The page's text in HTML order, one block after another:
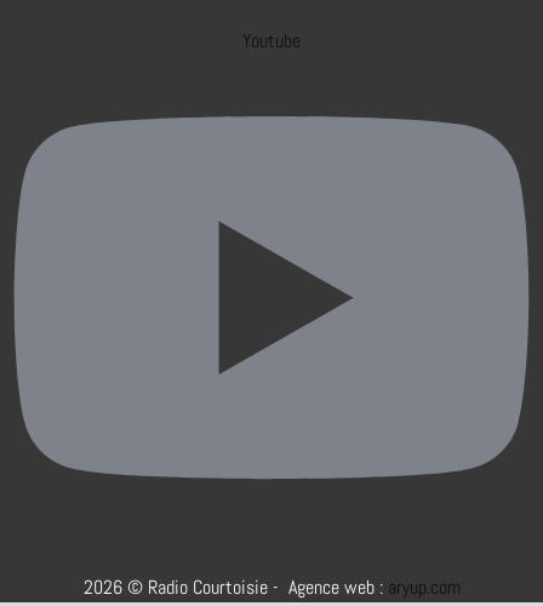
Youtube
2026 © Radio Courtoisie - Agence web : aryup.com